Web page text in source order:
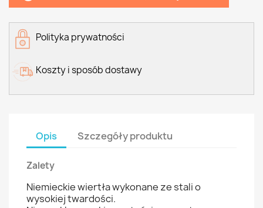
Polityka prywatności
Koszty i sposób dostawy
Opis Szczegóły produktu
Zalety
Niemieckie wiertła wykonane ze stali o
wysokiej twardości.